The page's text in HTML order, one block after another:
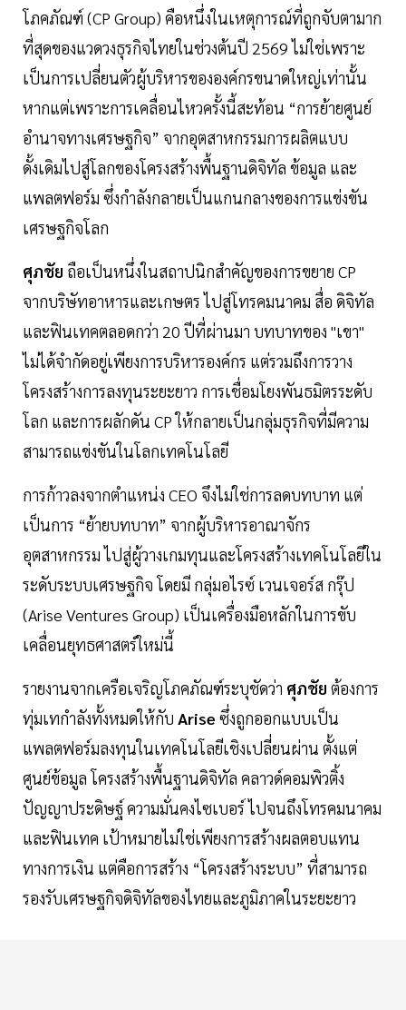
โภคภัณฑ์ (CP Group) คือหนึ่งในเหตุการณ์ที่ถูกจับตามาก
ที่สุดของแวดวงธุรกิจไทยในช่วงต้นปี 2569 ไม่ใช่เพราะ
เป็นการเปลี่ยนตัวผู้บริหารขององค์กรขนาดใหญ่เท่านั้น
หากแต่เพราะการเคลื่อนไหวครั้งนี้สะท้อน “การย้ายศูนย์
อำนาจทางเศรษฐกิจ” จากอุตสาหกรรมการผลิตแบบ
ดั้งเดิมไปสู่โลกของโครงสร้างพื้นฐานดิจิทัล ข้อมูล และ
แพลตฟอร์ม ซึ่งกำลังกลายเป็นแกนกลางของการแข่งขัน
เศรษฐกิจโลก
ศุภชัย ถือเป็นหนึ่งในสถาปนิกสำคัญของการขยาย CP
จากบริษัทอาหารและเกษตร ไปสู่โทรคมนาคม สื่อ ดิจิทัล
และฟินเทคตลอดกว่า 20 ปีที่ผ่านมา บทบาทของ "เขา"
ไม่ได้จำกัดอยู่เพียงการบริหารองค์กร แต่รวมถึงการวาง
โครงสร้างการลงทุนระยะยาว การเชื่อมโยงพันธมิตรระดับ
โลก และการผลักดัน CP ให้กลายเป็นกลุ่มธุรกิจที่มีความ
สามารถแข่งขันในโลกเทคโนโลยี
การก้าวลงจากตำแหน่ง CEO จึงไม่ใช่การลดบทบาท แต่
เป็นการ “ย้ายบทบาท” จากผู้บริหารอาณาจักร
อุตสาหกรรม ไปสู่ผู้วางเกมทุนและโครงสร้างเทคโนโลยีใน
ระดับระบบเศรษฐกิจ โดยมี กลุ่มอไรซ์ เวนเจอร์ส กรุ๊ป
(Arise Ventures Group) เป็นเครื่องมือหลักในการขับ
เคลื่อนยุทธศาสตร์ใหม่นี้
รายงานจากเครือเจริญโภคภัณฑ์ระบุชัดว่า ศุภชัย ต้องการ
ทุ่มเทกำลังทั้งหมดให้กับ Arise ซึ่งถูกออกแบบเป็น
แพลตฟอร์มลงทุนในเทคโนโลยีเชิงเปลี่ยนผ่าน ตั้งแต่
ศูนย์ข้อมูล โครงสร้างพื้นฐานดิจิทัล คลาวด์คอมพิวติ้ง
ปัญญาประดิษฐ์ ความมั่นคงไซเบอร์ ไปจนถึงโทรคมนาคม
และฟินเทค เป้าหมายไม่ใช่เพียงการสร้างผลตอบแทน
ทางการเงิน แต่คือการสร้าง “โครงสร้างระบบ” ที่สามารถ
รองรับเศรษฐกิจดิจิทัลของไทยและภูมิภาคในระยะยาว